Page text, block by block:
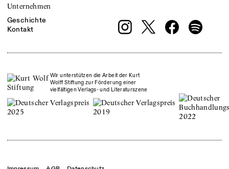
Unternehmen
Geschichte
Kontakt
Wir unterstützen die Arbeit der Kurt
Wolff Stiftung zur Förderung einer
vielfältigen Verlags- und Literaturszene